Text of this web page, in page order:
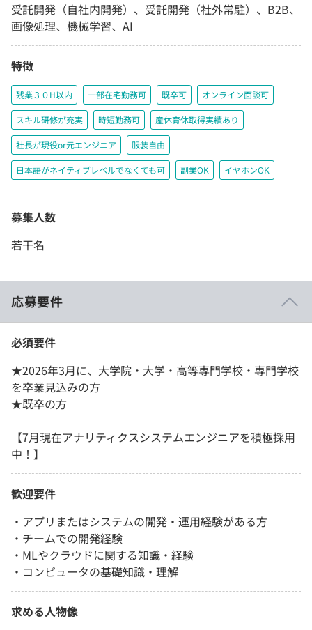
受託開発（自社内開発）、受託開発（社外常駐）、B2B、
画像処理、機械学習、AI
特徴
残業３０H以内 一部在宅勤務可 既卒可 オンライン面談可
スキル研修が充実 時短勤務可 産休育休取得実績あり
社長が現役or元エンジニア 服装自由
日本語がネイティブレベルでなくても可 副業OK イヤホンOK
募集人数
若干名
応募要件
必須要件
★2026年3月に、大学院・大学・高等専門学校・専門学校
を卒業見込みの方
★既卒の方
【7月現在アナリティクスシステムエンジニアを積極採用
中！】
歓迎要件
・アプリまたはシステムの開発・運用経験がある方
・チームでの開発経験
・MLやクラウドに関する知識・経験
・コンピュータの基礎知識・理解
求める人物像